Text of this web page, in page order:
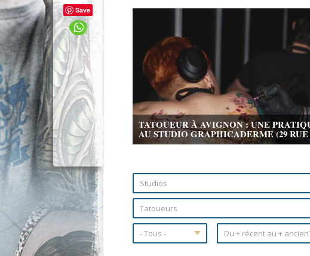
Save
TATOUEUR À AVIGNON : UNE
AU STUDIO GRAPHICADERME (29